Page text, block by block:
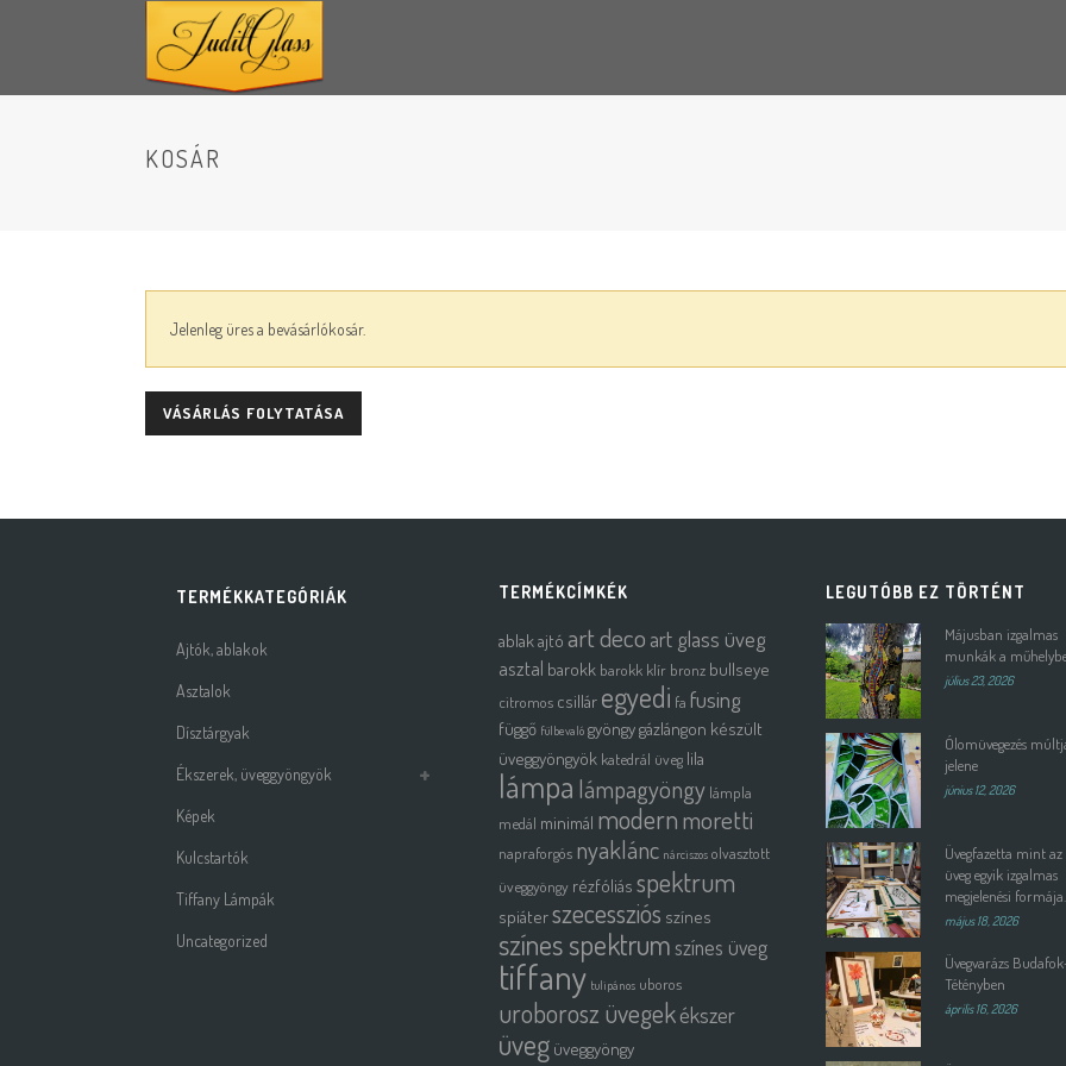
KOSÁR
Jelenleg üres a bevásárlókosár.
VÁSÁRLÁS FOLYTATÁSA
TERMÉKKATEGÓRIÁK
Ajtók, ablakok
Asztalok
Dísztárgyak
Ékszerek, üveggyöngyök
Képek
Kulcstartók
Tiffany Lámpák
Uncategorized
TERMÉKCÍMKÉK
ablakajtó art deco art glass üveg
asztal barokk barokk klír bronz bullseye
citromos csillár egyedi fa fusing
függő fülbevaló gyöngygázlángon készült
üveggyöngyök katedrál üveg lila
lámpa lámpagyöngy lámpla
medál minimál modernmoretti
napraforgós nyaklánc nárciszos olvasztott
üveggyöngy rézfóliás spektrum
spiáterszecessziós színes
színes spektrumszínes üveg
tiffany tulipános uboros
uroborosz üvegekékszer
üveg üveggyöngy
LEGUTÓBB EZ TÖRTÉNT
Májusban izgalmas
munkák a
július 23, 2026
Ólomüvegezés
jelene
június 12, 2026
Üvegfazetta mint az
üveg egyik izgalmas
megjelenési formája.
május 18, 2026
Üvegvarázs
Tétényben
április 16, 2026